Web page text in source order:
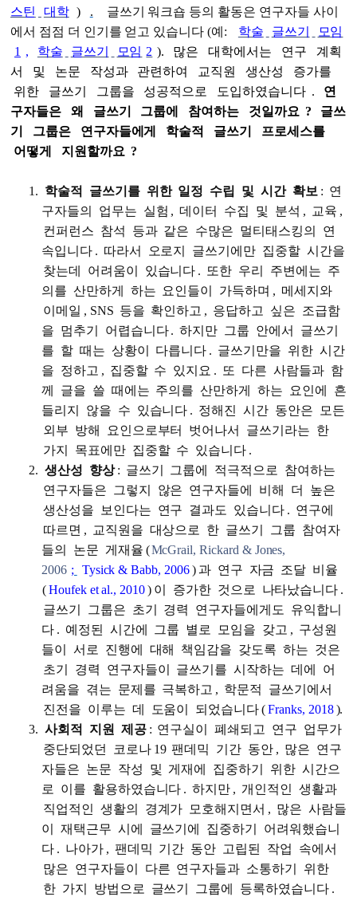
스틴
대학 ) .
글쓰기 워크숍 등의 활동은 연구자들 사이
에서 점점 더 인기를 얻고 있습니다 (예:
학술 글쓰기
모임
1 , 학술 글쓰기 모임 2 ). 많은 대학에서는 연구
계획
서
및 논문 작성과 관련하여 교직원 생산성
증가를
위한
글쓰기 그룹을 성공적으로 도입하였습니다 .
연
구자들은
왜 글쓰기 그룹에 참여하는 것일까요 ?
글쓰
기
그룹은 연구자들에게 학술적 글쓰기
프로세스를
어떻게
지원할까요 ?
학술적 글쓰기를 위한 일정 수립 및 시간 확보 : 연
구자들의
업무는 실험 , 데이터 수집 및 분석 , 교육 ,
컨퍼런스 참석 등과 같은 수많은 멀티태스킹의
연
속입니다 . 따라서 오로지 글쓰기에만 집중할 시간을
찾는데
어려움이 있습니다 . 또한 우리 주변에는 주
의를 산만하게 하는 요인들이 가득하며 , 메세지와
이메일 , SNS 등을 확인하고 , 응답하고 싶은 조급함
을 멈추기 어렵습니다 . 하지만 그룹 안에서
글쓰기
를 할 때는 상황이 다릅니다 . 글쓰기만을 위한 시간
을 정하고 , 집중할 수 있지요 . 또 다른 사람들과 함
께
글을 쓸 때에는 주의를 산만하게 하는 요인에
흔
들리지
않을 수 있습니다 . 정해진 시간 동안은
모든
외부 방해 요인으로부터 벗어나서 글쓰기라는 한
가지
목표에만 집중할 수 있습니다 .
생산성 향상 : 글쓰기 그룹에 적극적으로
참여하는
연구자들은
그렇지 않은 연구자들에 비해 더
높은
생산성을
보인다는 연구 결과도 있습니다 . 연구에
따르면 , 교직원을 대상으로 한 글쓰기 그룹 참여자
들의
논문 게재율 (McGrail, Rickard & Jones,
2006 ; Tysick & Babb, 2006) 과 연구 자금 조달 비율
(Houfek et al., 2010) 이 증가한 것으로 나타났습니다 .
글쓰기
그룹은 초기 경력 연구자들에게도
유익합니
다 . 예정된 시간에 그룹 별로 모임을 갖고 , 구성원
들이
서로 진행에 대해 책임감을 갖도록 하는 것은
초기
경력 연구자들이 글쓰기를 시작하는 데에
어
려움을 겪는 문제를 극복하고 , 학문적
글쓰기에서
진전을 이루는 데 도움이 되었습니다(Franks, 2018 ).
사회적
지원 제공 : 연구실이 폐쇄되고 연구 업무가
중단되었던
코로나 19 팬데믹 기간 동안 , 많은 연구
자들은 논문 작성 및 게재에 집중하기 위한 시간으
로
이를 활용하였습니다 . 하지만 , 개인적인 생활과
직업적인 생활의 경계가 모호해지면서 , 많은 사람들
이
재택근무 시에 글쓰기에 집중하기
어려워했습니
다 . 나아가 , 팬데믹 기간 동안 고립된 작업
속에서
많은 연구자들이 다른 연구자들과 소통하기
위한
한 가지 방법으로 글쓰기 그룹에 등록하였습니다 .